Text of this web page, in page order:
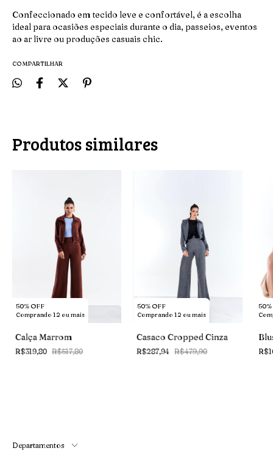
Confeccionado em tecido leve e confortável, é a escolha
ideal para ocasiões especiais durante o dia, passeios, eventos
ao ar livre ou produções casuais chic.
COMPARTILHAR
Produtos similares
50% OFF
Comprando 12 ou mais
Calça Marrom
R$319,80 R$517,80
50% OFF
Comprando 12 ou mais
Casaco Cropped Cinza
R$287,94 R$479,90
Departamentos